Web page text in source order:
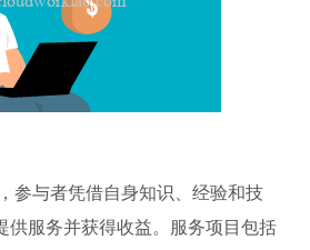
参与者凭借自身知识、经验和技
供服务并获得收益。服务项目包括